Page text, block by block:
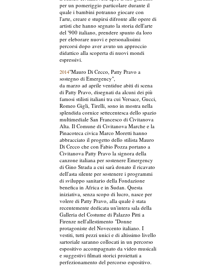
per un pomeriggio particolare durante il
quale i bambini potranno giocare con
l'arte, creare e stupirsi difronte alle opere di
artisti che hanno segnato la storia dell'arte
del '900 italiano, prendere spunto da loro
per eleborare nuovi e personalissimi
percorsi dopo aver avuto un approccio
didattico alla scoperta di nuovi mondi
espressivi.
2014"Mauro Di Cecco, Patty Pravo a
sostegno di Emergency",
da marzo ad aprile ventidue abiti di scena
di Patty Pravo, disegnati da alcuni dei più
famosi stilisti italiani tra cui Versace, Gucci,
Romeo Gigli, Tirelli, sono in mostra nella
splendida cornice settecentesca dello spazio
multimediale San Francesco di Civitanova
Alta. Il Comune di Civitanova Marche e la
Pinacoteca civica Marco Moretti hanno
abbracciato il progetto dello stilista Mauro
Di Cecco che con Fabio Pozza portano a
Civitanova Patty Pravo la signora della
canzone italiana per sostenere Emergency
di Gino Strada a cui sarà donato il ricavato
dell'asta silente per sostenere i programmi
di sviluppo sanitario della Fondazione
benefica in Africa e in Sudan. Questa
iniziativa, senza scopo di lucro, nasce per
volere di Patty Pravo, alla quale è stata
recentemente dedicata un'intera sala della
Galleria del Costume di Palazzo Pitti a
Firenze nell'allestimento "Donne
protagoniste del Novecento italiano. I
vestiti, tutti pezzi unici e di altissimo livello
sartoriale saranno collocati in un percorso
espositivo accompagnato da video musicali
e suggestivi filmati storici proiettati a
perfezionamento del percorso espositivo.